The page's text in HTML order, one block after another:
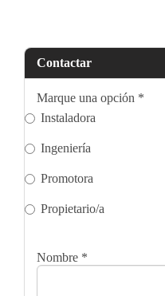
Contactar
Marque una opción *
Instaladora
Ingeniería
Promotora
Propietario/a
Nombre *